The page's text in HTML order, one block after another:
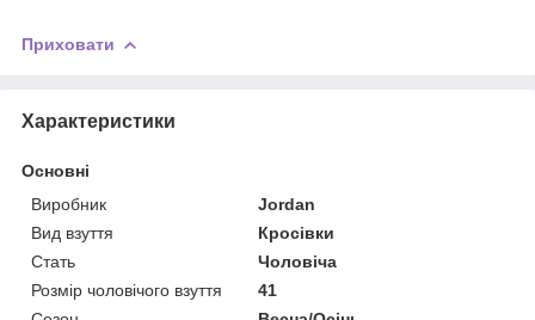
Приховати
Характеристики
Основні
Виробник
Jordan
Вид взуття
Кросівки
Стать
Чоловіча
Розмір чоловічого взуття
41